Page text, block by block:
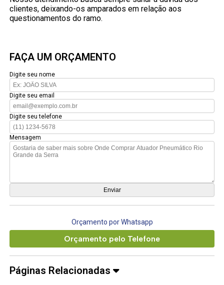
clientes, deixando-os amparados em relação aos
questionamentos do ramo.
FAÇA UM ORÇAMENTO
Digite seu nome
Digite seu email
Digite seu telefone
Mensagem
Orçamento por Whatsapp
Orçamento pelo Telefone
Páginas Relacionadas